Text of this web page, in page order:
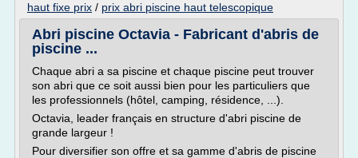
haut fixe prix / prix abri piscine haut telescopique
Abri piscine Octavia - Fabricant d'abris de
piscine ...
Chaque abri a sa piscine et chaque piscine peut trouver
son abri que ce soit aussi bien pour les particuliers que
les professionnels (hôtel, camping, résidence, ...).
Octavia, leader français en structure d'abri piscine de
grande largeur !
Pour diversifier son offre et sa gamme d'abris de piscine